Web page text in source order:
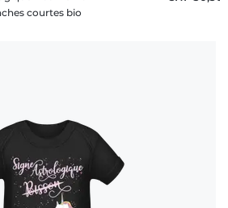
courtes bio